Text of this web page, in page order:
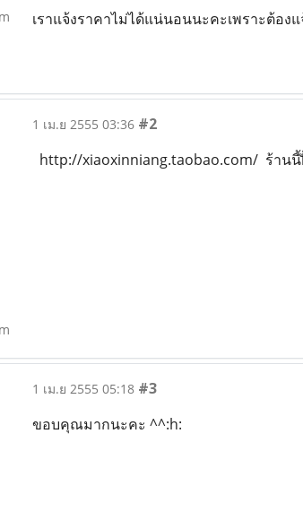
เราแจ้งราคาไม่ได้แน่นอนนะคะเพราะต้อง
1 เม.ย 2555 03:36 #2
http://xiaoxinniang.taobao.com/ ร้าน
1 เม.ย 2555 05:18 #3
ขอบคุณมากนะคะ ^^:h: